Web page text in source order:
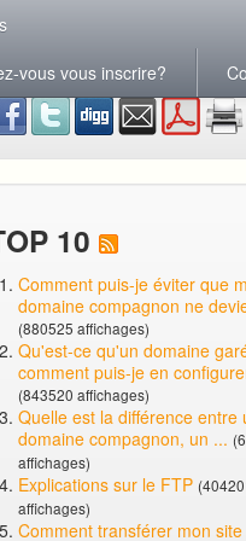
vous vous inscrire?
10
Comment puis-je éviter que
domaine compagnon ne
(880525 affichages)
Qu'est-ce qu'un domaine
comment puis-je en
(843520 affichages)
Quelle est la différence entre
domaine compagnon, un ...
affichages)
Explications sur le FTP
affichages)
Comment transférer mon